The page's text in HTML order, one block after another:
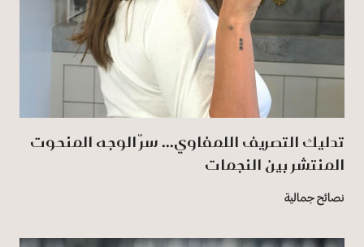
تدليك التصريف اللمفاوي... سرّ الوجه المنحوت
المنتشر بين النجمات
نصائح جمالية